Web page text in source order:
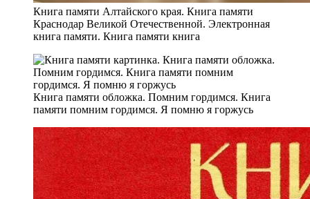
Книга памяти Алтайского края. Книга памяти
Краснодар Великой Отечественной. Электронная
книга памяти. Книга памяти книга
Книга памяти обложка. Помним гордимся. Книга
памяти помним гордимся. Я помню я горжусь